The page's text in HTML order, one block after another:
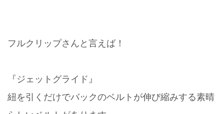
フルクリップさんと言えば！
『ジェットグライド』
紐を引くだけでバックのベルトが伸び縮みする素晴